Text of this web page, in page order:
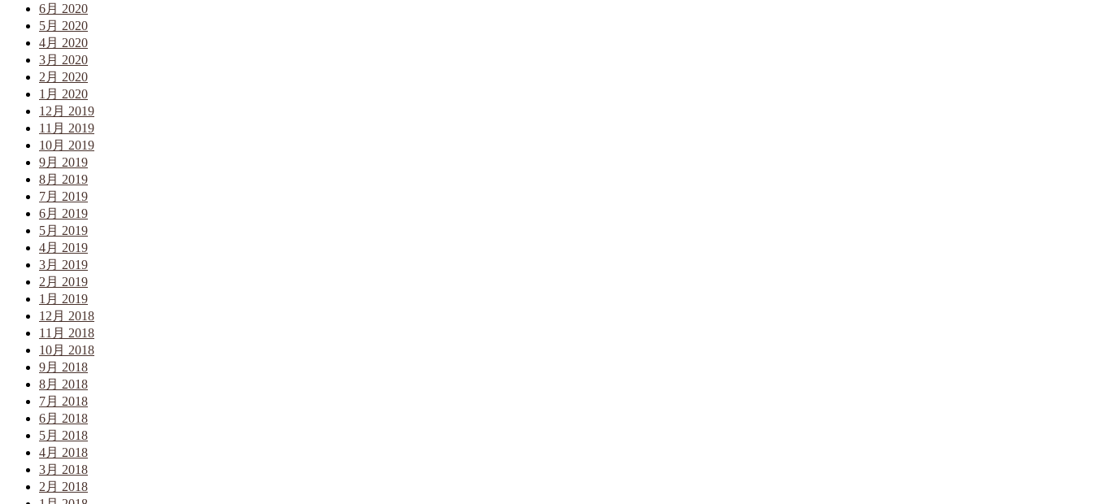
6月 2020
5月 2020
4月 2020
3月 2020
2月 2020
1月 2020
12月 2019
11月 2019
10月 2019
9月 2019
8月 2019
7月 2019
6月 2019
5月 2019
4月 2019
3月 2019
2月 2019
1月 2019
12月 2018
11月 2018
10月 2018
9月 2018
8月 2018
7月 2018
6月 2018
5月 2018
4月 2018
3月 2018
2月 2018